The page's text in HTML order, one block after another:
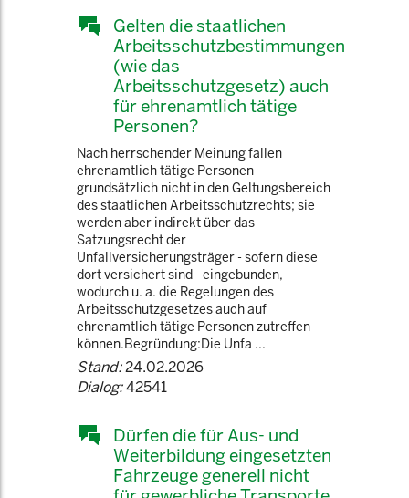
Gelten die staatlichen
Arbeitsschutzbestimmungen
(wie das
Arbeitsschutzgesetz) auch
für ehrenamtlich tätige
Personen?
Nach herrschender Meinung fallen
ehrenamtlich tätige Personen
grundsätzlich nicht in den Geltungsbereich
des staatlichen Arbeitsschutzrechts; sie
werden aber indirekt über das
Satzungsrecht der
Unfallversicherungsträger - sofern diese
dort versichert sind - eingebunden,
wodurch u. a. die Regelungen des
Arbeitsschutzgesetzes auch auf
ehrenamtlich tätige Personen zutreffen
können.Begründung:Die Unfa ...
Stand:24.02.2026
Dialog:42541
Dürfen die für Aus- und
Weiterbildung eingesetzten
Fahrzeuge generell nicht